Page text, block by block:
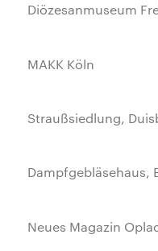
Diözesanmuseum
MAKK Köln
Straußsiedlung,
Dampfgebläsehaus,
Neues Magazin